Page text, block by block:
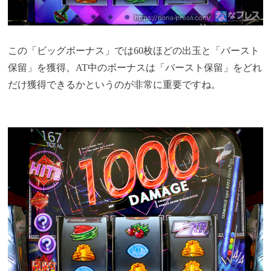
この「ビッグボーナス」では60枚ほどの出玉と「バースト
保留」を獲得。AT中のボーナスは「バースト保留」をどれ
だけ獲得できるかというのが非常に重要ですね。